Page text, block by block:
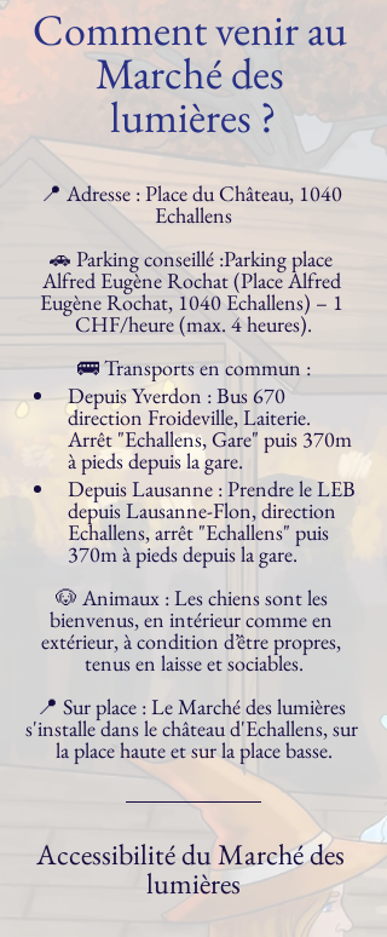
Comment venir au
Marché des
lumières ?
📍 Adresse : Place du Château, 1040
Echallens
🚗 Parking conseillé :Parking place
Alfred Eugène Rochat (Place Alfred
Eugène Rochat, 1040 Echallens) – 1
CHF/heure (max. 4 heures).
🚌 Transports en commun :
Depuis Yverdon : Bus 670
direction Froideville, Laiterie.
Arrêt "Echallens, Gare" puis 370m
à pieds depuis la gare.
Depuis Lausanne : Prendre le LEB
depuis Lausanne-Flon, direction
Echallens, arrêt "Echallens" puis
370m à pieds depuis la gare.
🐶 Animaux : Les chiens sont les
bienvenus, en intérieur comme en
extérieur, à condition d’être propres,
tenus en laisse et sociables.
📍 Sur place : Le Marché des lumières
s'installe dans le château d'Echallens, sur
la place haute et sur la place basse.
Accessibilité du Marché des
lumières